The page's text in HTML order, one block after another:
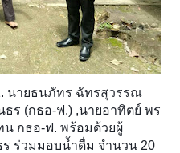
ายธนภัทร ฉัทรสุวรรณ
ร (กธอ-ฟ.) ,นายอาทิตย์ พร
น กธอ-ฟ. พร้อมด้วยผู้
ร่วมมอบน้ำดื่ม จำนวน 20